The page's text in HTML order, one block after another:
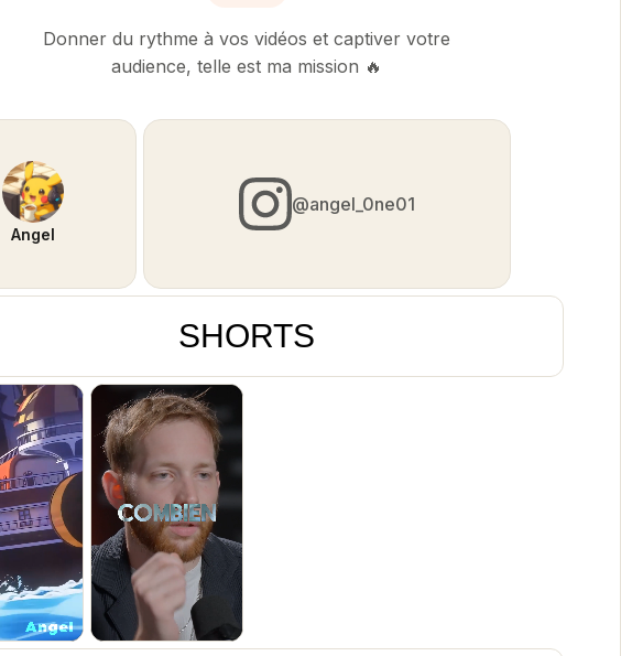
Donner du rythme à vos vidéos et captiver votre
audience, telle est ma mission 🔥
@angel_0ne01
Angel
SHORTS